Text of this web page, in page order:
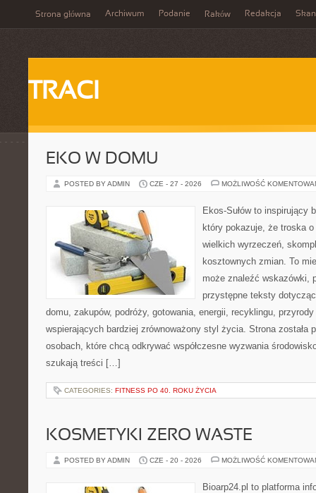
Strona główna Archiwum Podanie Raków Redakcja
TRACI
EKO W DOMU
POSTED BY ADMIN CZE - 27 - 2026 MOŻLIWOŚĆ
Ekos-Sułów to inspirujący
który pokazuje, że troska
wielkich wyrzeczeń,
kosztownych zmian. To
może znaleźć wskazówki,
przystępne teksty
domu, zakupów, podróży, gotowania, energii, recyklingu,
wspierających bardziej zrównoważony styl życia. Strona została
osobach, które chcą odkrywać współczesne wyzwania
szukają treści […]
CATEGORIES: FITNESS PO 40. ROKU ŻYCIA
KOSMETYKI ZERO WASTE
POSTED BY ADMIN CZE - 20 - 2026 MOŻLIWOŚĆ
Bioarp24.pl to platforma